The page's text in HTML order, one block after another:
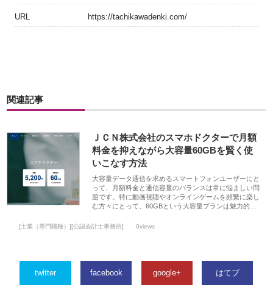
URL https://tachikawadenki.com/
関連記事
ＪＣＮ株式会社のスマホドクターで月額
料金を抑えながら大容量60GBを賢く使
いこなす方法
大容量データ通信を求めるスマートフォンユーザーにと
って、月額料金と通信容量のバランスは常に悩ましい問
題です。特に動画視聴やオンラインゲームを頻繁に楽し
む方々にとって、60GBという大容量プランは魅力的…
[士業（専門職種）][公認会計士事務所] 0views
twitter facebook google+ はてブ